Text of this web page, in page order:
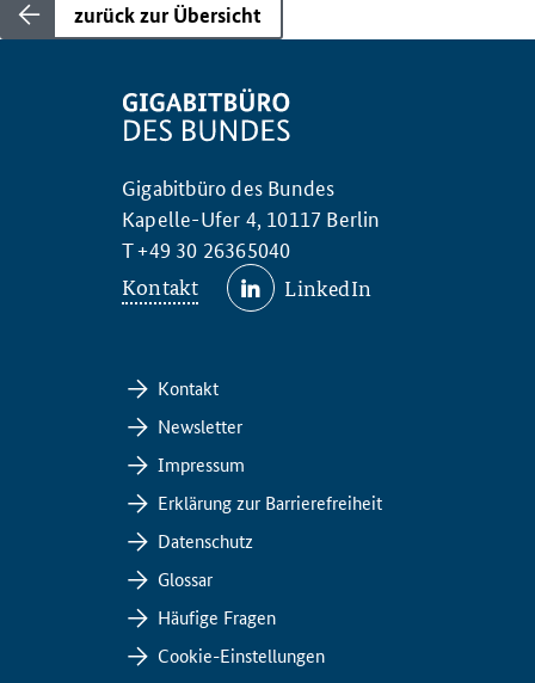
zurück zur Übersicht
Gigabitbüro des Bundes
Kapelle-Ufer 4, 10117 Berlin
T +49 30 26365040
Kontakt LinkedIn
Kontakt
Newsletter
Impressum
Erklärung zur Barrierefreiheit
Datenschutz
Glossar
Häufige Fragen
Cookie-Einstellungen